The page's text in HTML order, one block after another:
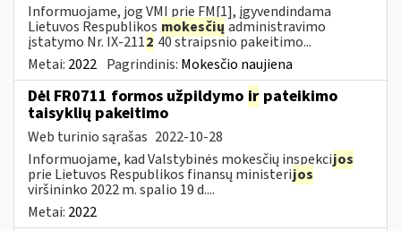
Informuojame, jog VMI prie FM[1], įgyvendindama
Lietuvos Respublikos mokesčių administravimo
įstatymo Nr. IX-2112 40 straipsnio pakeitimo...
Metai: 2022 Pagrindinis: Mokesčio naujiena
Dėl FR0711 formos užpildymo ir pateikimo
taisyklių pakeitimo
Web turinio sąrašas 2022-10-28
Informuojame, kad Valstybinės mokesčių inspekcijos
prie Lietuvos Respublikos finansų ministerijos
viršininko 2022 m. spalio 19 d....
Metai: 2022